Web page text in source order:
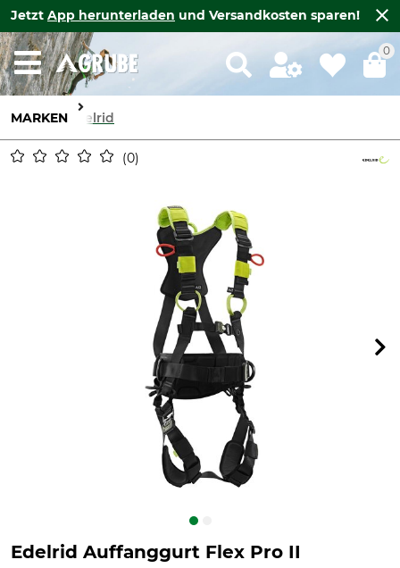
Jetzt App herunterladen und Versandkosten sparen!
0
MARKEN Edelrid
0
Edelrid Auffanggurt Flex Pro II